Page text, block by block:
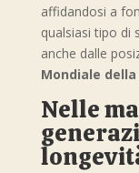
affidandosi a
qualsiasi tipo di
anche dalle
Mondiale
Nelle